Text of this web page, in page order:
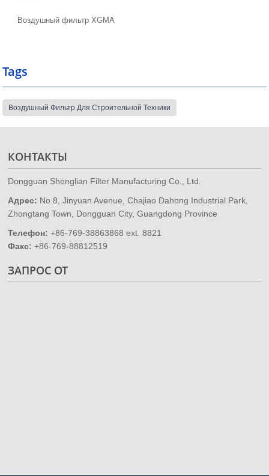
Воздушный фильтр XGMA
Tags
Воздушный Фильтр Для Строительной Техники
КОНТАКТЫ
Dongguan Shenglian Filter Manufacturing Co., Ltd.
Адрес: No.8, Jinyuan Avenue, Chajiao Dahong Industrial Park,
Zhongtang Town, Dongguan City, Guangdong Province
Телефон: +86-769-38863868 ext. 8821
Факс: +86-769-88812519
ЗАПРОС ОТ